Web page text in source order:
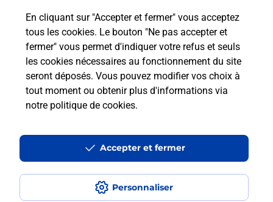
En cliquant sur "Accepter et fermer" vous acceptez
tous les cookies. Le bouton "Ne pas accepter et
fermer" vous permet d'indiquer votre refus et seuls
les cookies nécessaires au fonctionnement du site
seront déposés. Vous pouvez modifier vos choix à
tout moment ou obtenir plus d'informations via
notre politique de cookies.
Personnaliser
Accepter et fermer
Localiser Liste Loire BELLEGARDE EN FOREZ
Accessibilité : partiellement conforme
Conditions contractuelles